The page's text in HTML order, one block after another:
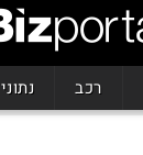
רכב